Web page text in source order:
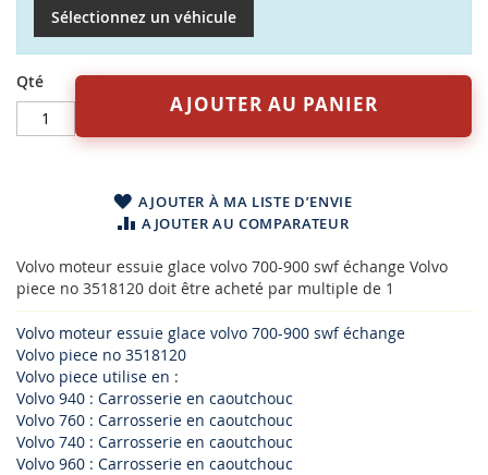
Sélectionnez un véhicule
Qté
AJOUTER AU PANIER
AJOUTER À MA LISTE D’ENVIE
AJOUTER AU COMPARATEUR
Volvo moteur essuie glace volvo 700-900 swf échange Volvo
piece no 3518120 doit être acheté par multiple de 1
Volvo moteur essuie glace volvo 700-900 swf échange
Volvo piece no 3518120
Volvo piece utilise en :
Volvo 940 : Carrosserie en caoutchouc
Volvo 760 : Carrosserie en caoutchouc
Volvo 740 : Carrosserie en caoutchouc
Volvo 960 : Carrosserie en caoutchouc